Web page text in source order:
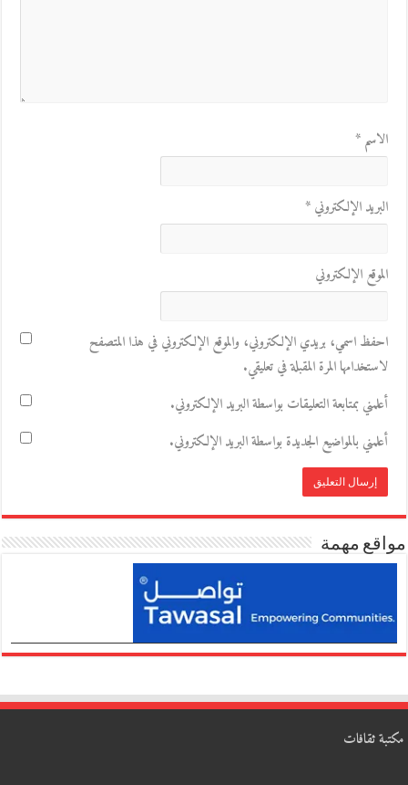
الاسم*
البريد الإلكتروني*
الموقع الإلكتروني
احفظ اسمي، بريدي الإلكتروني، والموقع الإلكتروني في هذا المتصفح
لاستخدامها المرة المقبلة في تعليقي.
أعلمني بمتابعة التعليقات بواسطة البريد الإلكتروني.
أعلمني بالمواضيع الجديدة بواسطة البريد الإلكتروني.
مواقع مهمة
مكتبة ثقافات